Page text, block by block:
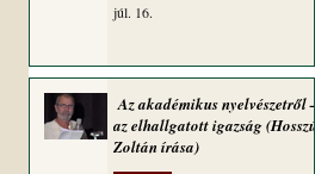
júl. 16.
Az akadémikus nyelvészetről –
az elhallgatott igazság (Hosszú
Zoltán írása)